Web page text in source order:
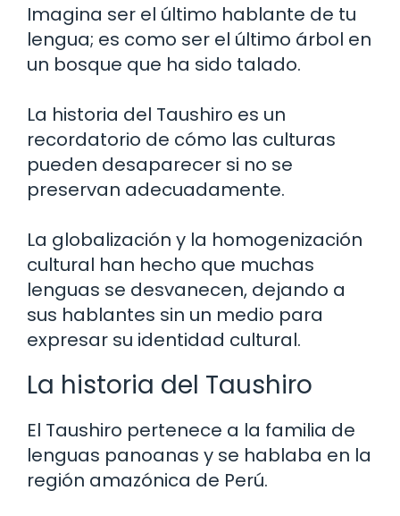
Imagina ser el último hablante de tu
lengua; es como ser el último árbol en
un bosque que ha sido talado.
La historia del Taushiro es un
recordatorio de cómo las culturas
pueden desaparecer si no se
preservan adecuadamente.
La globalización y la homogenización
cultural han hecho que muchas
lenguas se desvanecen, dejando a
sus hablantes sin un medio para
expresar su identidad cultural.
La historia del Taushiro
El Taushiro pertenece a la familia de
lenguas panoanas y se hablaba en la
región amazónica de Perú.